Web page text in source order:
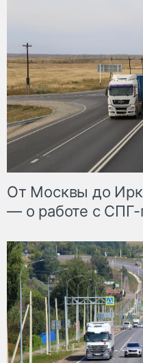
От Москвы до
— о работе с СПГ-